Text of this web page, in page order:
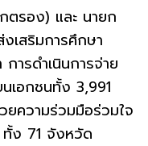
ตรอง) และ นายก
เสริมการศึกษา
ารดำเนินการจ่าย
เอกชนทั้ง 3,991
ยความร่วมมือร่วมใจ
ง 71 จังหวัด